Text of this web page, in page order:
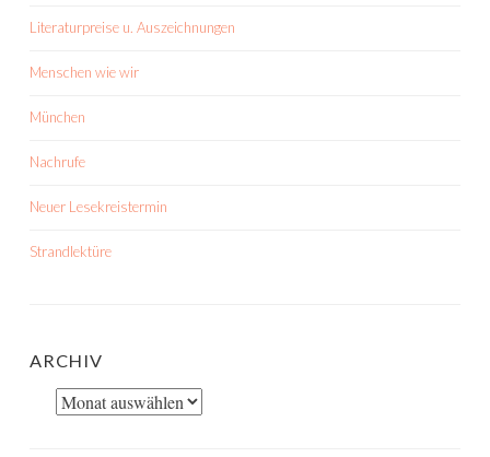
Literaturpreise u. Auszeichnungen
Menschen wie wir
München
Nachrufe
Neuer Lesekreistermin
Strandlektüre
ARCHIV
Archiv